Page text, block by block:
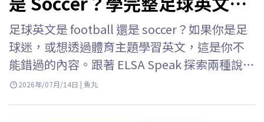
字
足球英文是 football 還是 soccer？如果你是足
球迷，或想透過體育主題學習英文，這是你不
能錯過的內容。跟著 ELSA Speak 探索兩種說法
的差異，學習足球英文單字與足球英文術語，
2026年/07月/14日 | 魚丸